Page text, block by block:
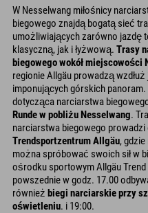
W Nesselwang miłośnicy
biegowego znajdą bogatą sieć
umożliwiających zarówno jazdę
klasyczną, jak i łyżwową. Trasy
biegowego wokół miejscowości
regionie Allgäu prowadzą
imponujących górskich
dotycząca narciarstwa
Runde w pobliżu Nesselwang.
narciarstwa biegowego prowadzi
Trendsportzentrum Allgäu,
można spróbować swoich sił w
ośrodku sportowym Allgäu
powszednie w godz. 17.00
również biegi narciarskie przy
oświetleniu. i 19:00.